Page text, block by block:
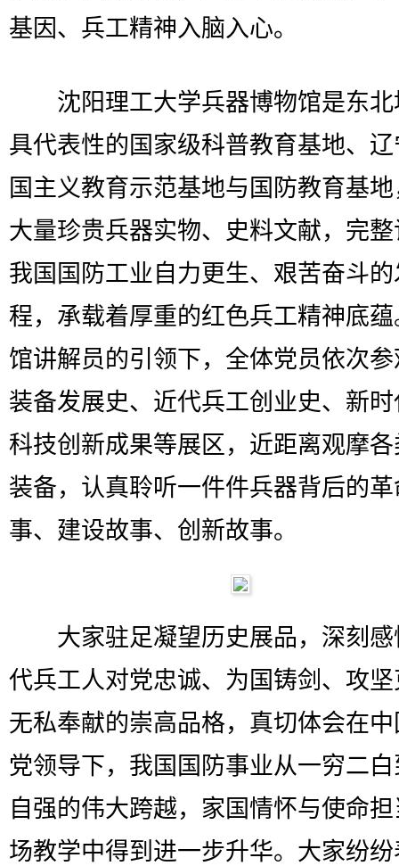
基因、兵工精神入脑入心。
沈阳理工大学兵器博物馆是东北
具代表性的国家级科普教育基地、
国主义教育示范基地与国防教育基
大量珍贵兵器实物、史料文献，完
我国国防工业自力更生、艰苦奋斗
程，承载着厚重的红色兵工精神底
馆讲解员的引领下，全体党员依次
装备发展史、近代兵工创业史、新
科技创新成果等展区，近距离观摩
装备，认真聆听一件件兵器背后的
事、建设故事、创新故事。
大家驻足凝望历史展品，深刻感
代兵工人对党忠诚、为国铸剑、攻
无私奉献的崇高品格，真切体会在
党领导下，我国国防事业从一穷二
自强的伟大跨越，家国情怀与使命
场教学中得到进一步升华。大家纷